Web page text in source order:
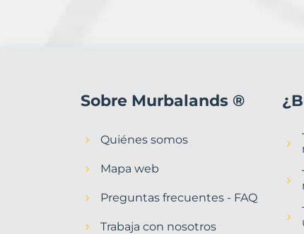
Sobre Murbalands ®
Quiénes somos
Mapa web
Preguntas frecuentes - FAQ
Trabaja con nosotros